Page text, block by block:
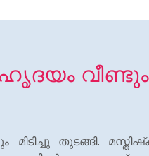
വീണ്ടും
തുടങ്ങി.